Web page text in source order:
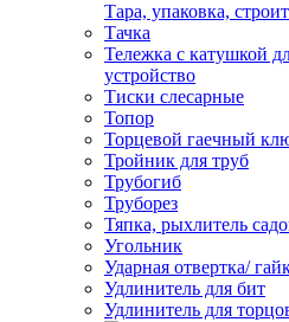
Тара, упаковка,
Тачка
Тележка с катушкой
устройство
Тиски слесарные
Топор
Торцевой гаечный
Тройник для труб
Трубогиб
Труборез
Тяпка, рыхлитель
Угольник
Ударная отвертка/
Удлинитель для бит
Удлинитель для